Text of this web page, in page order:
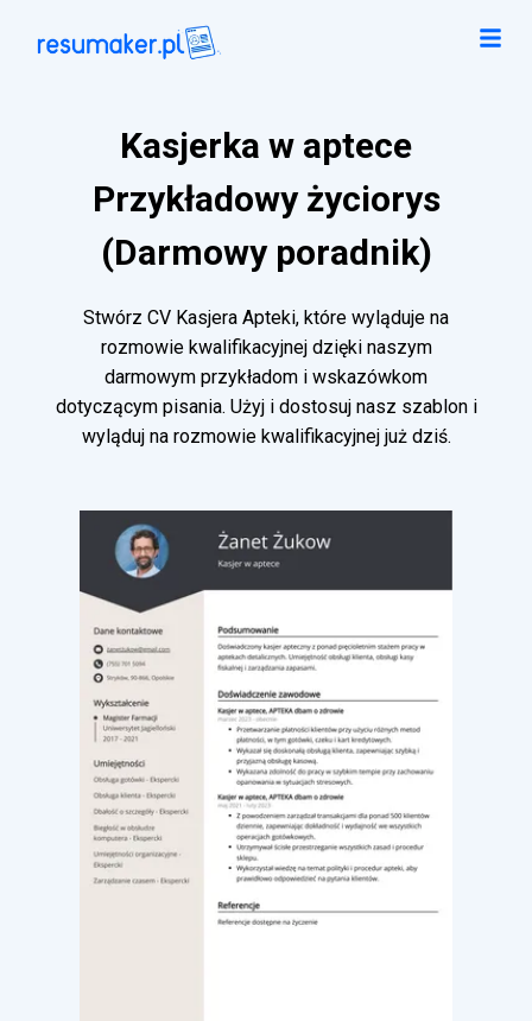
Kasjerka w aptece
Przykładowy życiorys
(Darmowy poradnik)
Stwórz CV Kasjera Apteki, które wyląduje na
rozmowie kwalifikacyjnej dzięki naszym
darmowym przykładom i wskazówkom
dotyczącym pisania. Użyj i dostosuj nasz szablon i
wyląduj na rozmowie kwalifikacyjnej już dziś.